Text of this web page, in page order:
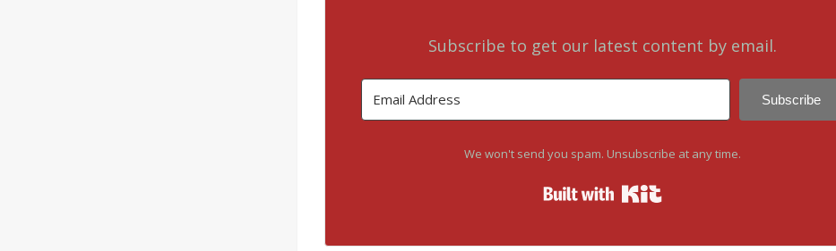
Subscribe to get our latest content by email.
Subscribe
We won't send you spam. Unsubscribe at any time.